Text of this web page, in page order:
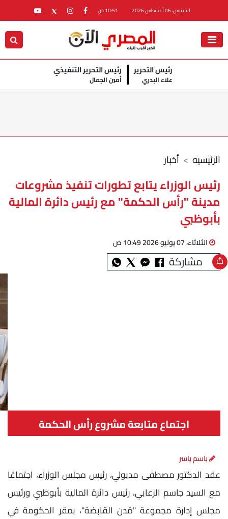
الخميس، 06 أغسطس 2026
رئيس التحرير
علاء البدري
رئيس التحرير التنفيذي
أمين الجمال
أخبار الرئيسيه
رئيس الوزراء يتابع تطورات تنفيذ مشروعات
مدينة "رأس الحكمة" مع رئيس دائرة المالية
بأبوظبي
الثلاثاء، 07 يوليو 2026 10:49 ص
مشاركة
اجتماع متابعة مشروع رأس الحكمة
باسم ياسر
عقد الدكتور مصطفى مدبولي، رئيس مجلس الوزراء، اجتماعًا
مع السيد جاسم الزعابي، رئيس دائرة المالية بأبوظبي ورئيس
مجلس إدارة مجموعة "مُدن القابضة"، بمقر الحكومة في